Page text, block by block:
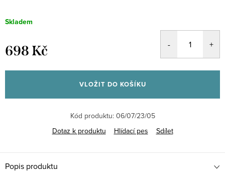
Skladem
698 Kč
cena:
VLOŽIT DO KOŠÍKU
Kód produktu: 06/07/23/05
Dotaz k produktu
Hlídací pes Sdílet
Popis produktu